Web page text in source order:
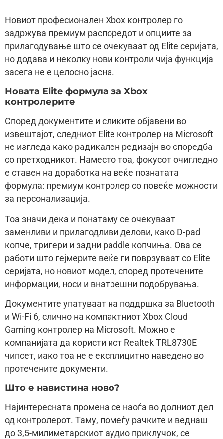
Новиот професионален Xbox контролер го
задржува премиум распоредот и опциите за
прилагодување што се очекуваат од Elite серијата,
но додава и неколку нови контроли чија функција
засега не е целосно јасна.
Новата Elite формула за Xbox
контролерите
Според документите и сликите објавени во
извештајот, следниот Elite контролер на Microsoft
не изгледа како радикален редизајн во споредба
со претходникот. Наместо тоа, фокусот очигледно
е ставен на доработка на веќе познатата
формула: премиум контролер со повеќе можности
за персонализација.
Тоа значи дека и понатаму се очекуваат
заменливи и прилагодливи делови, како D-pad
копче, тригери и задни paddle копчиња. Ова се
работи што гејмерите веќе ги поврзуваат со Elite
серијата, но новиот модел, според протечените
информации, носи и внатрешни подобрувања.
Документите упатуваат на поддршка за Bluetooth
и Wi-Fi 6, слично на компактниот Xbox Cloud
Gaming контролер на Microsoft. Можно е
компанијата да користи ист Realtek TRL8730E
чипсет, иако тоа не е експлицитно наведено во
протечените документи.
Што е навистина ново?
Најинтересната промена се наоѓа во долниот дел
од контролерот. Таму, помеѓу рачките и веднаш
до 3,5-милиметарскиот аудио приклучок, се